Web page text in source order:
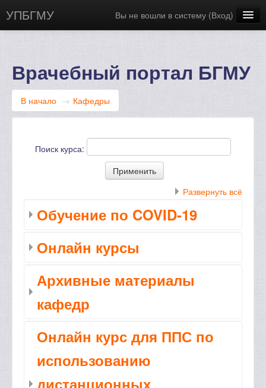
УПБГМУ Вы не вошли в систему (Вход)
Русский ‎(ru)‎
Врачебный портал БГМУ
В начало → Кафедры
Поиск курса:
Развернуть всё
Обучение по COVID-19
Онлайн курсы
Архивные материалы
кафедр
Онлайн курс для ППС по
использованию
дистанционных